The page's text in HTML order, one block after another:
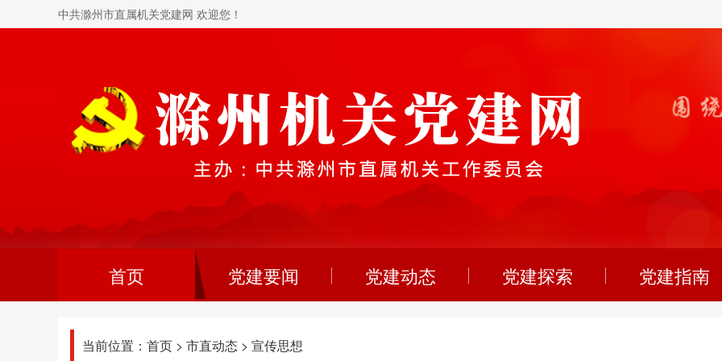
中共滁州市直属机关党建网 欢迎您！
首页 党建要闻 党建动态 党建探索 党建指南
当前位置： 首页 > 市直动态 > 宣传思想